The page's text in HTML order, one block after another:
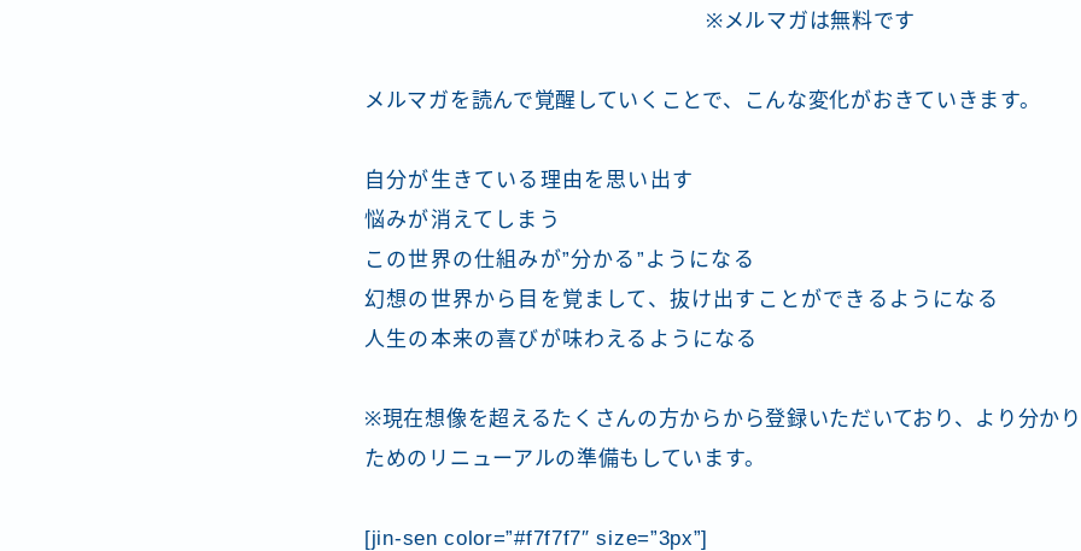
※メルマガは無料です
メルマガを読んで覚醒していくことで、こんな変化がおきていきます。
自分が生きている理由を思い出す
悩みが消えてしまう
この世界の仕組みが”分かる”ようになる
幻想の世界から目を覚まして、抜け出すことができるようになる
人生の本来の喜びが味わえるようになる
※現在想像を超えるたくさんの方からから登録いただいており、より分か
ためのリニューアルの準備もしています。
[jin-sen color=”#f7f7f7″ size=”3px”]